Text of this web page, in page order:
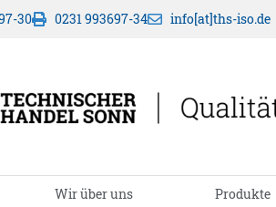
30 0231 993697-34 info[at]ths-iso.de
Wir über uns Produkte